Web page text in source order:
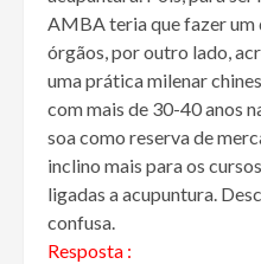
AMBA teria que fazer um
órgãos, por outro lado,
uma prática milenar
com mais de 30-40 anos
soa como reserva de
inclino mais para os
ligadas a acupuntura.
confusa.
Resposta :